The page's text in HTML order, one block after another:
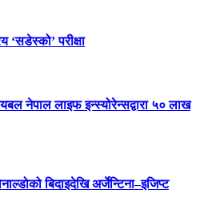
‘सडेस्को’ परीक्षा
नेपाल लाइफ इन्स्योरेन्सद्वारा ५० लाख
बिदाइदेखि अर्जेन्टिना–इजिप्ट